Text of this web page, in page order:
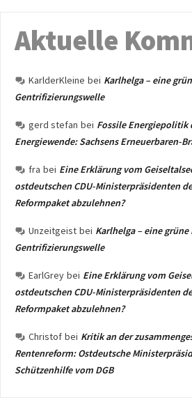
Aktuelle
KarlderKleine bei Karlhelga – eine
Gentrifizierungswelle
gerd stefan bei Fossile
Energiewende: Sachsens Erneuerbaren-
fra bei Eine Erklärung vom
ostdeutschen CDU-Ministerpräsidenten
Reformpaket abzulehnen?
Unzeitgeist bei Karlhelga – eine
Gentrifizierungswelle
EarlGrey bei Eine Erklärung vom
ostdeutschen CDU-Ministerpräsidenten
Reformpaket abzulehnen?
Christof bei Kritik an der
Rentenreform: Ostdeutsche
Schützenhilfe vom DGB